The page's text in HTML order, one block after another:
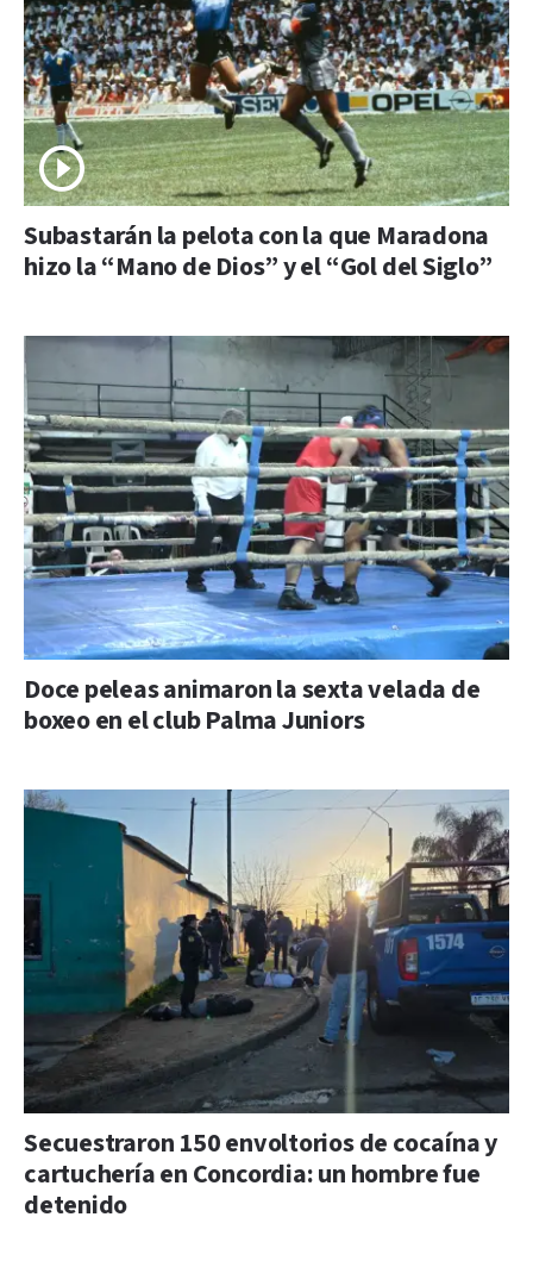
Subastarán la pelota con la que Maradona
hizo la “Mano de Dios” y el “Gol del Siglo”
Doce peleas animaron la sexta velada de
boxeo en el club Palma Juniors
Secuestraron 150 envoltorios de cocaína y
cartuchería en Concordia: un hombre fue
detenido